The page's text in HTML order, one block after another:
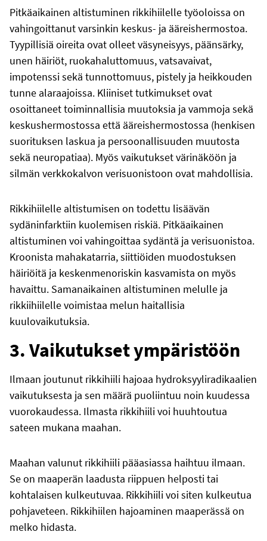
Pitkäaikainen altistuminen rikkihiilelle työoloissa on
vahingoittanut varsinkin keskus- ja ääreishermostoa.
Tyypillisiä oireita ovat olleet väsyneisyys, päänsärky,
unen häiriöt, ruokahaluttomuus, vatsavaivat,
impotenssi sekä tunnottomuus, pistely ja heikkouden
tunne alaraajoissa. Kliiniset tutkimukset ovat
osoittaneet toiminnallisia muutoksia ja vammoja sekä
keskushermostossa että ääreishermostossa (henkisen
suorituksen laskua ja persoonallisuuden muutosta
sekä neuropatiaa). Myös vaikutukset värinäköön ja
silmän verkkokalvon verisuonistoon ovat mahdollisia.
Rikkihiilelle altistumisen on todettu lisäävän
sydäninfarktiin kuolemisen riskiä. Pitkäaikainen
altistuminen voi vahingoittaa sydäntä ja verisuonistoa.
Kroonista mahakatarria, siittiöiden muodostuksen
häiriöitä ja keskenmenoriskin kasvamista on myös
havaittu. Samanaikainen altistuminen melulle ja
rikkiihiilelle voimistaa melun haitallisia
kuulovaikutuksia.
3. Vaikutukset ympäristöön
Ilmaan joutunut rikkihiili hajoaa hydroksyyliradikaalien
vaikutuksesta ja sen määrä puoliintuu noin kuudessa
vuorokaudessa. Ilmasta rikkihiili voi huuhtoutua
sateen mukana maahan.
Maahan valunut rikkihiili pääasiassa haihtuu ilmaan.
Se on maaperän laadusta riippuen helposti tai
kohtalaisen kulkeutuvaa. Rikkihiili voi siten kulkeutua
pohjaveteen. Rikkihiilen hajoaminen maaperässä on
melko hidasta.